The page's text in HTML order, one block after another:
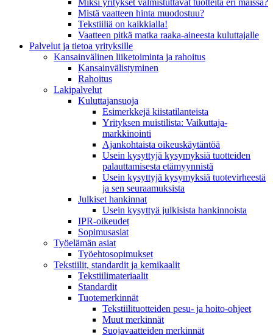
Miksi yritykset valmistuttavat tuotteita eri maissa?
Mistä vaatteen hinta muodostuu?
Tekstiiliä on kaikkialla!
Vaatteen pitkä matka raaka-aineesta kuluttajalle
Palvelut ja tietoa yrityksille
Kansainvälinen liiketoiminta ja rahoitus
Kansain­välistyminen
Rahoitus
Lakipalvelut
Kuluttajansuoja
Esimerkkejä kiistatilanteista
Yrityksen muistilista: Vaikuttaja­
markkinointi
Ajankohtaista oikeuskäytäntöä
Usein kysyttyjä kysymyksiä tuotteiden
palauttamisesta etämyynnistä
Usein kysyttyjä kysymyksiä tuotevirheestä
ja sen seuraamuksista
Julkiset hankinnat
Usein kysyttyä julkisista hankinnoista
IPR-oikeudet
Sopimusasiat
Työelämän asiat
Työehto­sopimukset
Tekstiilit, standardit ja kemikaalit
Tekstiilimateriaalit
Standardit
Tuotemerkinnät
Tekstiilituotteiden pesu- ja hoito-ohjeet
Muut merkinnät
Suojavaatteiden merkinnät